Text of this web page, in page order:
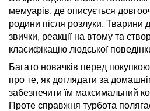
мемуарів, де описується
родини після розлуки. Тварини
звички, реакції на втому та
класифікацію людської
Багато новачків перед покупкою
про те, як доглядати за
забезпечити їм максимальний
Проте справжня турбота